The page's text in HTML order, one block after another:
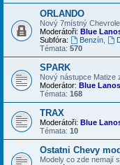
ORLANDO
Nový 7místný
Moderátoři: Blue
Subfóra:
Benzín,
Témata: 570
SPARK
Nový nástupce Matize
Moderátor: Blue Lanos
Témata: 168
TRAX
Moderátoři: Blue
Témata: 10
Ostatni Chevy
Modely co zde nemají